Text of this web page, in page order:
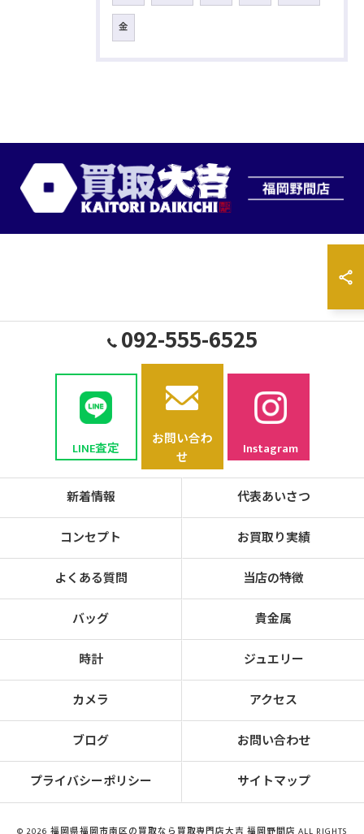
金
092-555-6525
LINE査定
お問い合わ
せ
Instagram
新着情報
代表あいさつ
コンセプト
お買取り実績
よくある質問
当店の特徴
バッグ
貴金属
時計
ジュエリー
カメラ
アクセス
ブログ
お問い合わせ
プライバシーポリシー
サイトマップ